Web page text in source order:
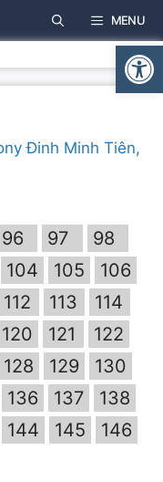
MENU
Đinh Minh Tiên,
96 97
98
104 105
106
112 113
114
120 121
122
128 129
130
136 137
138
144 145
146